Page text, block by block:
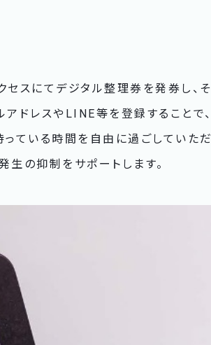
スにてデジタル整理券を発券し、そ
ドレスやLINE等を登録することで、
ている時間を自由に過ごしていただ
生の抑制をサポートします。